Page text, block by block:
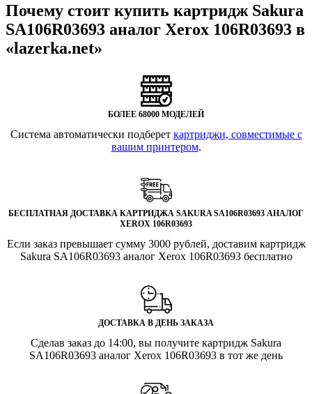
Почему стоит купить картридж Sakura
SA106R03693 аналог Xerox 106R03693 в
«lazerka.net»
БОЛЕЕ 68000 МОДЕЛЕЙ
Система автоматически подберет картриджи, совместимые с
вашим принтером.
БЕСПЛАТНАЯ ДОСТАВКА КАРТРИДЖА SAKURA SA106R03693 АНАЛОГ
XEROX 106R03693
Если заказ превышает сумму 3000 рублей, доставим картридж
Sakura SA106R03693 аналог Xerox 106R03693 бесплатно
ДОСТАВКА В ДЕНЬ ЗАКАЗА
Сделав заказ до 14:00, вы получите картридж Sakura
SA106R03693 аналог Xerox 106R03693 в тот же день